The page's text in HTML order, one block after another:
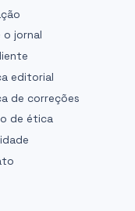
o jornal
editorial
de correções
de ética